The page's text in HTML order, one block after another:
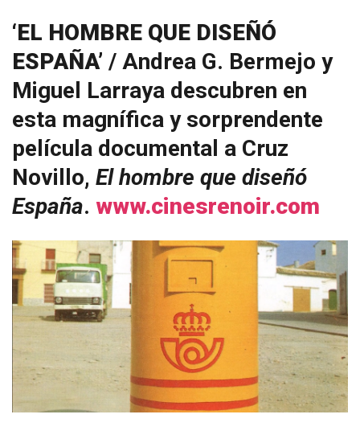
‘EL HOMBRE QUE DISEÑÓ
ESPAÑA’ / Andrea G. Bermejo y
Miguel Larraya descubren en
esta magnífica y sorprendente
película documental a Cruz
Novillo, El hombre que diseñó
España. www.cinesrenoir.com